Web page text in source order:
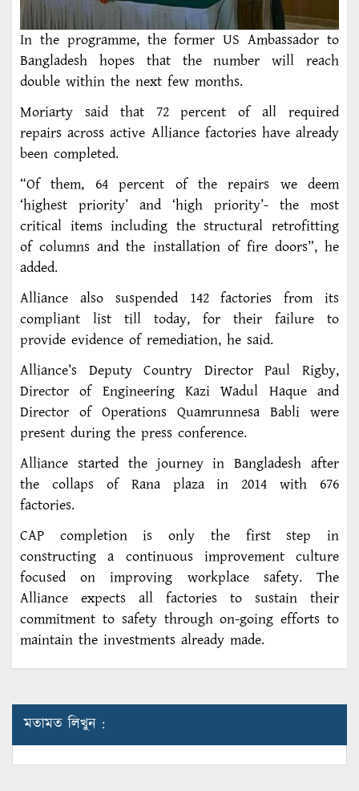
In the programme, the former US Ambassador to
Bangladesh hopes that the number will reach
double within the next few months.
Moriarty said that 72 percent of all required
repairs across active Alliance factories have already
been completed.
“Of them, 64 percent of the repairs we deem
‘highest priority’ and ‘high priority’- the most
critical items including the structural retrofitting
of columns and the installation of fire doors”, he
added.
Alliance also suspended 142 factories from its
compliant list till today, for their failure to
provide evidence of remediation, he said.
Alliance’s Deputy Country Director Paul Rigby,
Director of Engineering Kazi Wadul Haque and
Director of Operations Quamrunnesa Babli were
present during the press conference.
Alliance started the journey in Bangladesh after
the collaps of Rana plaza in 2014 with 676
factories.
CAP completion is only the first step in
constructing a continuous improvement culture
focused on improving workplace safety. The
Alliance expects all factories to sustain their
commitment to safety through on-going efforts to
maintain the investments already made.
মতামত লিখুন :